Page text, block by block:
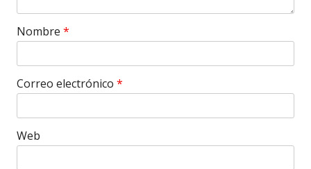
Nombre *
Correo electrónico *
Web